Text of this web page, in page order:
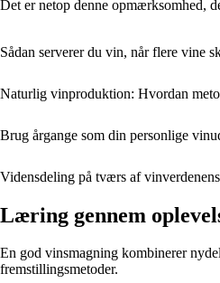
Det er netop denne opmærksomhed,
Sådan serverer du vin, når flere vine
Naturlig vinproduktion: Hvordan
Brug årgange som din personlige
Vidensdeling på tværs af
Læring gennem
En god vinsmagning kombinerer
fremstillingsmetoder.